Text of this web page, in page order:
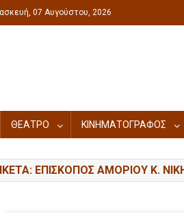
07 Αυγούστου, 2026
ΘΕΑΤΡΟ ΚΙΝΗΜΑΤΟΓΡΑΦΟΣ
ΕΠΊΣΚΟΠΟΣ ΑΜΟΡΊΟΥ Κ.